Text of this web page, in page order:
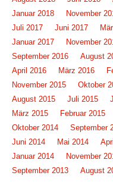
Januar 2018
November
Juli 2017
Juni 2017
Januar 2017
November
September 2016
August
April 2016
März 2016
November 2015
Oktober
August 2015
Juli 2015
März 2015
Februar 2015
Oktober 2014
September
Juni 2014
Mai 2014
Januar 2014
November
September 2013
August